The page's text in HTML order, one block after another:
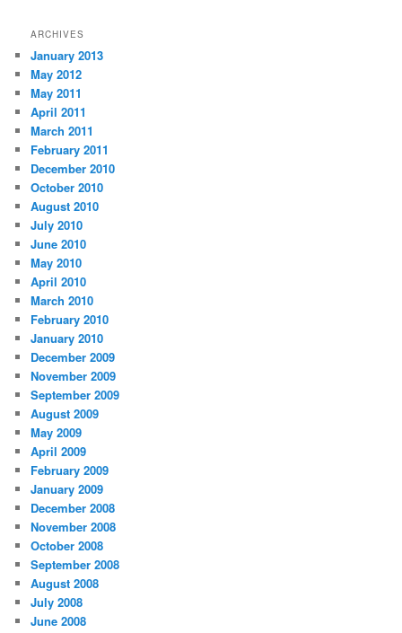
ARCHIVES
January 2013
May 2012
May 2011
April 2011
March 2011
February 2011
December 2010
October 2010
August 2010
July 2010
June 2010
May 2010
April 2010
March 2010
February 2010
January 2010
December 2009
November 2009
September 2009
August 2009
May 2009
April 2009
February 2009
January 2009
December 2008
November 2008
October 2008
September 2008
August 2008
July 2008
June 2008